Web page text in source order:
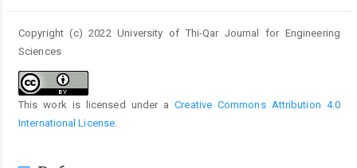
Copyright (c) 2022 University of Thi-Qar Journal for Engineering
Sciences
This work is licensed under aCreative Commons Attribution 4.0
International License